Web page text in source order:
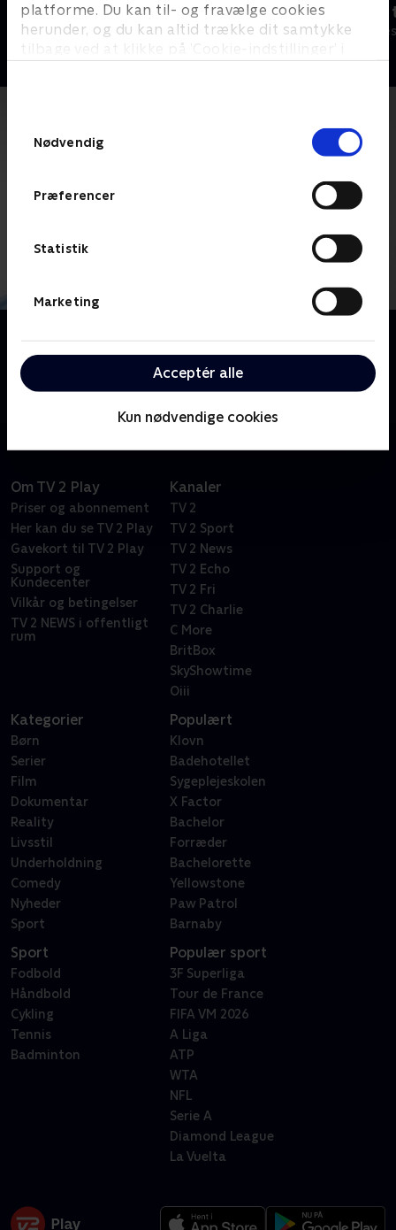
platforme. Du kan til- og fravælge cookies
herunder, og du kan altid trække dit samtykke
tilbage ved at klikke på ’Cookie-indstillinger’ i
Nødvendig
Præferencer
Statistik
Marketing
Acceptér alle
Kun nødvendige cookies
Robssons (dansk tale)
Komedie • 1 sæsoner
Bert (dansk
Komedie • 1
Hun lyver, snyder og stjæler, hun lider, narrer sine
venner, sluger piller og knuser hjerter. Men du er på
Om TV 2 Play
Priser og abonnement
Her kan du se TV 2 Play
Gavekort til TV 2 Play
Support og
Kundecenter
Vilkår og betingelser
TV 2 NEWS i offentligt
rum
Kanaler
TV 2
TV 2 Sport
TV 2 News
TV 2 Echo
TV 2 Fri
TV 2 Charlie
C More
BritBox
SkyShowtime
Oiii
Kategorier
Børn
Serier
Film
Dokumentar
Reality
Livsstil
Underholdning
Comedy
Nyheder
Sport
Populært
Klovn
Badehotellet
Sygeplejeskolen
X Factor
Bachelor
Forræder
Bachelorette
Yellowstone
Paw Patrol
Barnaby
Sport
Fodbold
Håndbold
Cykling
Tennis
Badminton
Populær sport
3F Superliga
Tour de France
FIFA VM 2026
A Liga
ATP
WTA
NFL
Serie A
Diamond League
La Vuelta